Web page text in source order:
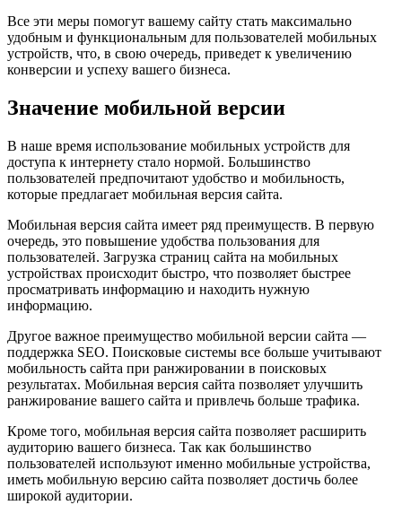
Все эти меры помогут вашему сайту стать максимально
удобным и функциональным для пользователей мобильных
устройств, что, в свою очередь, приведет к увеличению
конверсии и успеху вашего бизнеса.
Значение мобильной версии
В наше время использование мобильных устройств для
доступа к интернету стало нормой. Большинство
пользователей предпочитают удобство и мобильность,
которые предлагает мобильная версия сайта.
Мобильная версия сайта имеет ряд преимуществ. В первую
очередь, это повышение удобства пользования для
пользователей. Загрузка страниц сайта на мобильных
устройствах происходит быстро, что позволяет быстрее
просматривать информацию и находить нужную
информацию.
Другое важное преимущество мобильной версии сайта —
поддержка SEO. Поисковые системы все больше учитывают
мобильность сайта при ранжировании в поисковых
результатах. Мобильная версия сайта позволяет улучшить
ранжирование вашего сайта и привлечь больше трафика.
Кроме того, мобильная версия сайта позволяет расширить
аудиторию вашего бизнеса. Так как большинство
пользователей используют именно мобильные устройства,
иметь мобильную версию сайта позволяет достичь более
широкой аудитории.